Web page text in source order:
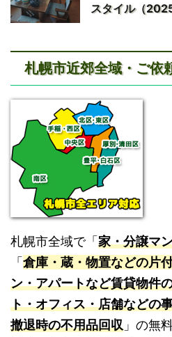
スタイル（
札幌市近郊全域・ご依
札幌市全域で「 家・分譲マ
「 倉庫・蔵・物置などの片
ン・アパートなど賃貸物件
ト・オフィス・店舗などの
撤退時の不用品回収 」の無